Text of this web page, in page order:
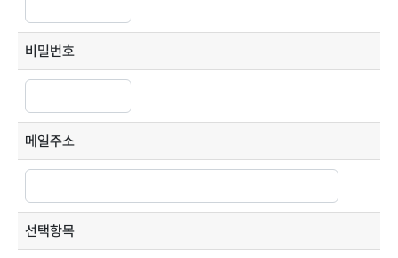
비밀번호
메일주소
선택항목